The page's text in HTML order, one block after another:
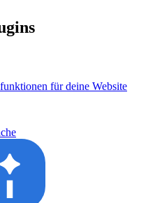
für deine Website